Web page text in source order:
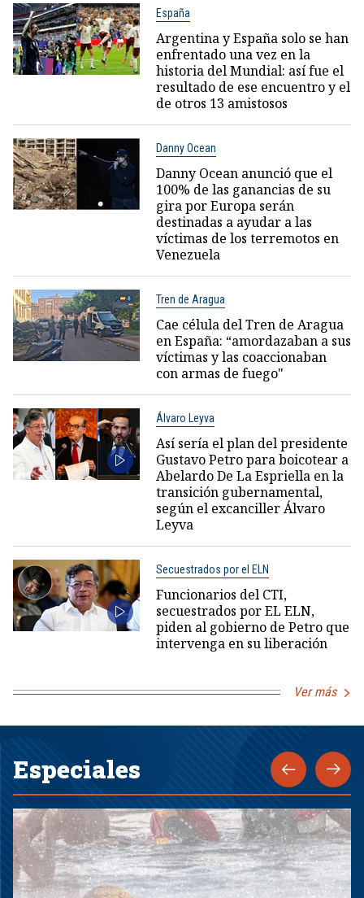
España
Argentina y España solo se han
enfrentado una vez en la
historia del Mundial: así fue el
resultado de ese encuentro y el
de otros 13 amistosos
Danny Ocean
Danny Ocean anunció que el
100% de las ganancias de su
gira por Europa serán
destinadas a ayudar a las
víctimas de los terremotos en
Venezuela
Tren de Aragua
Cae célula del Tren de Aragua
en España: “amordazaban a sus
víctimas y las coaccionaban
con armas de fuego"
Álvaro Leyva
Así sería el plan del presidente
Gustavo Petro para boicotear a
Abelardo De La Espriella en la
transición gubernamental,
según el excanciller Álvaro
Leyva
Secuestrados por el ELN
Funcionarios del CTI,
secuestrados por EL ELN,
piden al gobierno de Petro que
intervenga en su liberación
Ver más
Especiales